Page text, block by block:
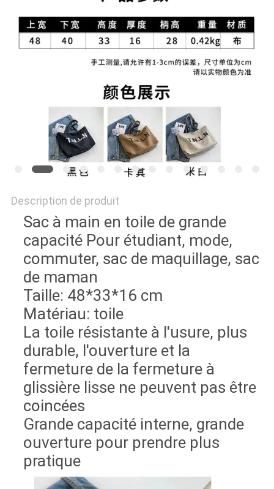
SITE
Description de produit
Sac à main en toile de grande
capacité Pour étudiant, mode,
commuter, sac de maquillage, sac
de maman
Taille: 48*33*16 cm
Matériau: toile
La toile résistante à l'usure, plus
durable, l'ouverture et la
fermeture de la fermeture à
glissière lisse ne peuvent pas être
coincées
Grande capacité interne, grande
ouverture pour prendre plus
pratique